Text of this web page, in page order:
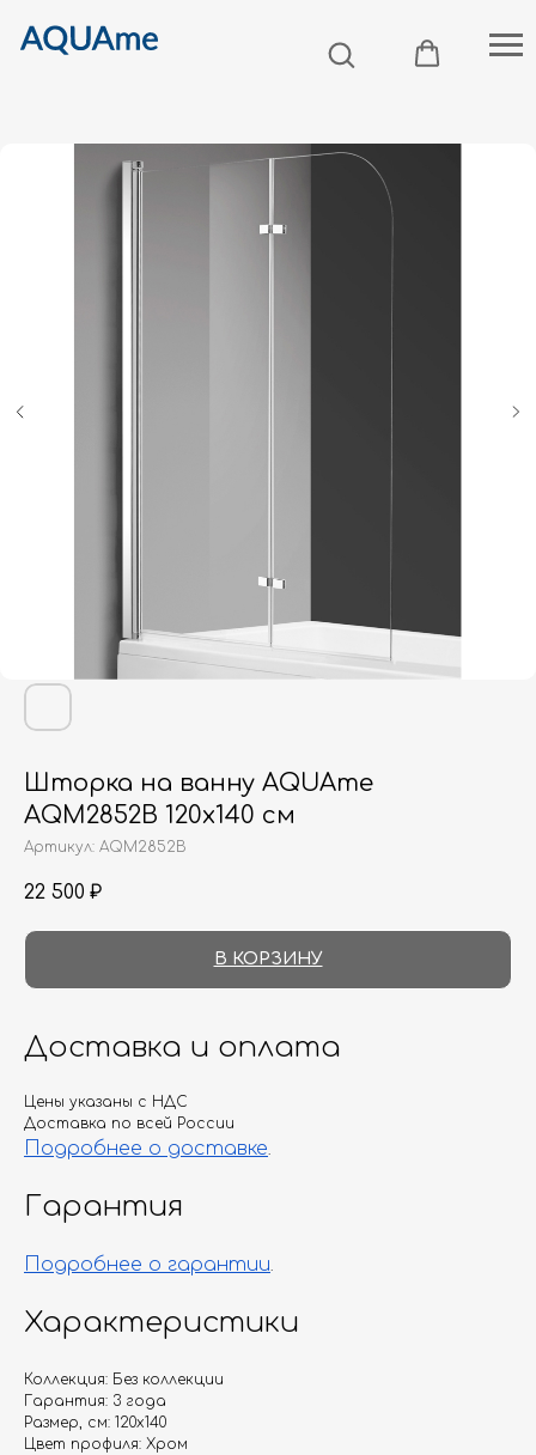
Шторка на ванну AQUAme
AQM2852B 120х140 см
Артикул: AQM2852B
22 500 ₽
В КОРЗИНУ
Доставка и оплата
Цены указаны с НДС
Доставка по всей России
Подробнее о доставке.
Гарантия
Подробнее о гарантии.
Характеристики
Коллекция: Без коллекции
Гарантия: 3 года
Размер, см: 120х140
Цвет профиля: Хром